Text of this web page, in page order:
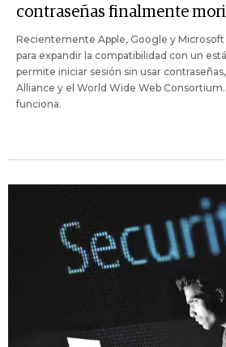
contraseñas finalmente
Recientemente Apple, Google y Microsoft
para expandir la compatibilidad con un
permite iniciar sesión sin usar
Alliance y el World Wide Web
funciona.